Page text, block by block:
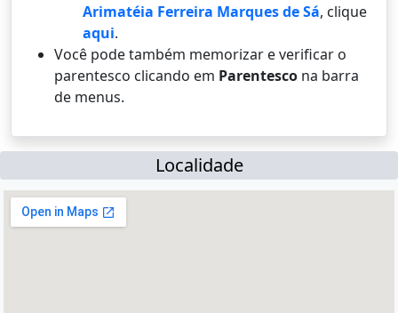
Arimatéia Ferreira Marques de Sá, clique
aqui.
Você pode também memorizar e verificar o
parentesco clicando em Parentesco na barra
de menus.
Localidade